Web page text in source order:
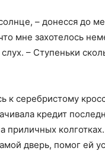
– донесся до
мне захотелось
– Ступеньки
к серебристому
кредит
приличных
дверь, помог ей